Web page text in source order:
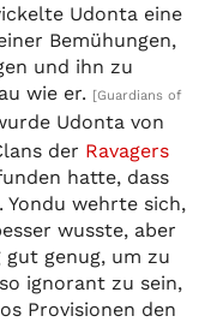
Udonta eine
Bemühungen,
und ihn zu
wie er. [Guardians of
Udonta von
der Ravagers
hatte, dass
Yondu wehrte sich,
wusste, aber
genug, um zu
ignorant zu sein,
Provisionen den